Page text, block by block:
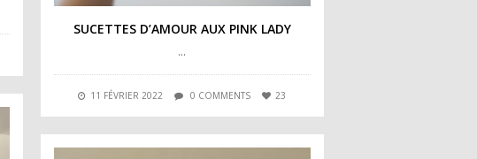
SUCETTES D’AMOUR AUX PINK LADY
…
11 FÉVRIER 2022 0 COMMENTS 23